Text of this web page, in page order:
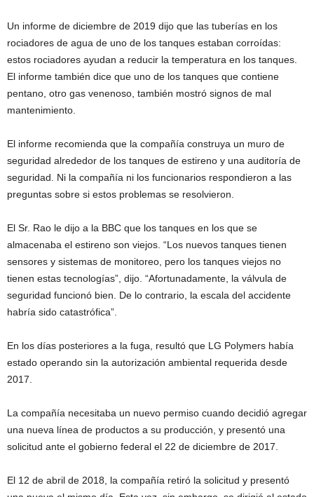
Un informe de diciembre de 2019 dijo que las tuberías en los
rociadores de agua de uno de los tanques estaban corroídas:
estos rociadores ayudan a reducir la temperatura en los tanques.
El informe también dice que uno de los tanques que contiene
pentano, otro gas venenoso, también mostró signos de mal
mantenimiento.
El informe recomienda que la compañía construya un muro de
seguridad alrededor de los tanques de estireno y una auditoría de
seguridad. Ni la compañía ni los funcionarios respondieron a las
preguntas sobre si estos problemas se resolvieron.
El Sr. Rao le dijo a la BBC que los tanques en los que se
almacenaba el estireno son viejos. “Los nuevos tanques tienen
sensores y sistemas de monitoreo, pero los tanques viejos no
tienen estas tecnologías”, dijo. “Afortunadamente, la válvula de
seguridad funcionó bien. De lo contrario, la escala del accidente
habría sido catastrófica”.
En los días posteriores a la fuga, resultó que LG Polymers había
estado operando sin la autorización ambiental requerida desde
2017.
La compañía necesitaba un nuevo permiso cuando decidió agregar
una nueva línea de productos a su producción, y presentó una
solicitud ante el gobierno federal el 22 de diciembre de 2017.
El 12 de abril de 2018, la compañía retiró la solicitud y presentó